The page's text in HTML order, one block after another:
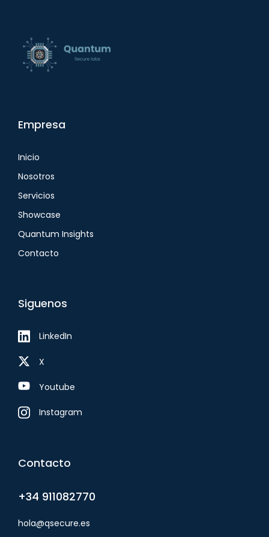
Empresa
Inicio
Nosotros
Servicios
Showcase
Quantum Insights
Contacto
Siguenos
LinkedIn
X
Youtube
Instagram
Contacto
+34 911082770
hola@qsecure.es